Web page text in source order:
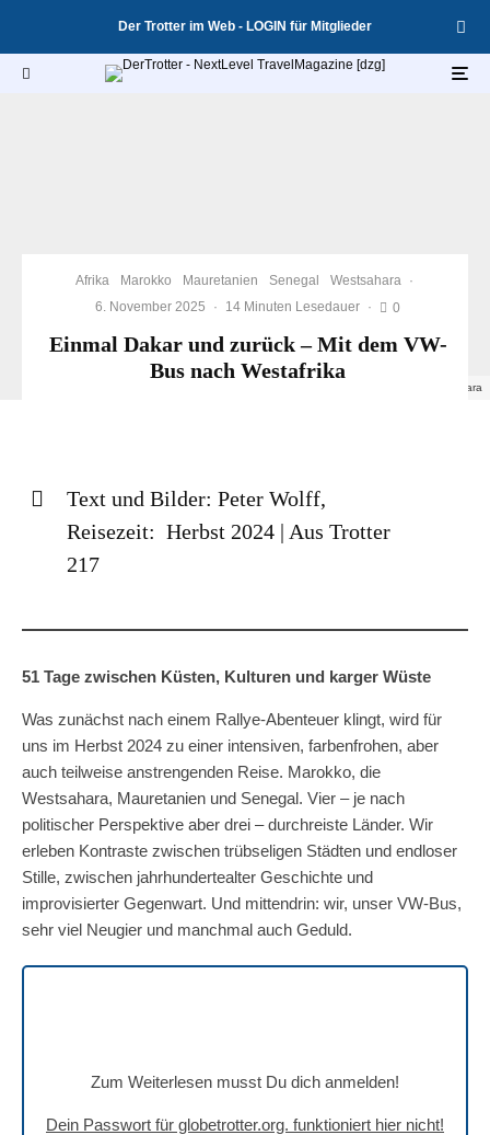
Der Trotter im Web - LOGIN für Mitglieder
Übernachten in der Sahara
Afrika Marokko Mauretanien Senegal Westsahara
·
6. November 2025
· 14 Minuten Lesedauer · 0
Einmal Dakar und zurück – Mit dem VW-
Bus nach Westafrika
Text und Bilder: Peter Wolff,
Reisezeit: Herbst 2024 | Aus Trotter
217
51 Tage zwischen Küsten, Kulturen und karger Wüste
Was zunächst nach einem Rallye-Abenteuer klingt, wird für
uns im Herbst 2024 zu einer intensiven, farbenfrohen, aber
auch teilweise anstrengenden Reise. Marokko, die
Westsahara, Mauretanien und Senegal. Vier – je nach
politischer Perspektive aber drei – durchreiste Länder. Wir
erleben Kontraste zwischen trübseligen Städten und endloser
Stille, zwischen jahrhundertealter Geschichte und
improvisierter Gegenwart. Und mittendrin: wir, unser VW-Bus,
sehr viel Neugier und manchmal auch Geduld.
Zum Weiterlesen musst Du dich anmelden!
Dein Passwort für globetrotter.org. funktioniert hier nicht!